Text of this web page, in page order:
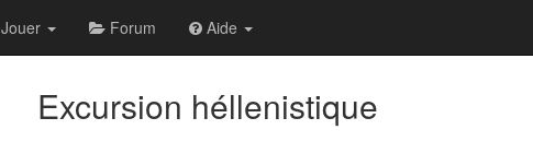
Jouer Forum Aide
Excursion héllenistique